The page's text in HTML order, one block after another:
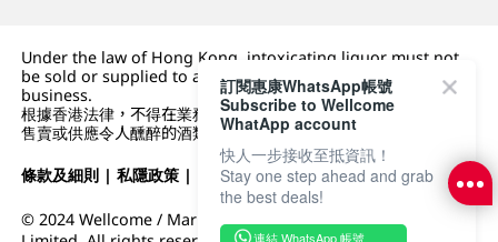
Under the law of Hong Kong, intoxicating liquor must not
be sold or supplied to a minor (under 18) in the course of
business.
根據香港法律，不得在業務過程中，向未成年人 (18 歲以下人士)
售賣或供應令人醺醉的酒類。
條款及細則 |私隱政策 | DFI零售集團
© 2024 Wellcome / Market Place. The Dairy Farm Company
訂閱惠康WhatsApp帳號
Subscribe to Wellcome
WhatApp account
快人一步接收至抵資訊！
Stay one step ahead and grab
the best deals!
連結 WhatsApp 帳號